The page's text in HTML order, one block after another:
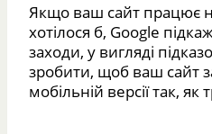
Якщо ваш сайт працює
хотілося б, Google
заходи, у вигляді
зробити, щоб ваш сайт
мобільній версії так, як